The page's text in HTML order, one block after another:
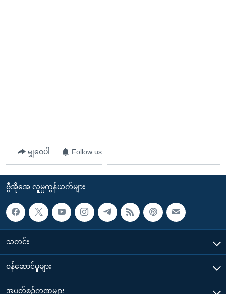
မျှဝေပါ Follow us
ဗွီအိုအေ လူမှုကွန်ယက်များ
သတင်း
၀န်ဆောင်မှုများ
အပတ်စဉ်ကဏ္ဍများ